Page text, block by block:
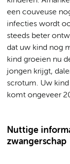
een couveuse
infecties wordt
steeds beter
dat uw kind nog
kind groeien nu
jongen krijgt,
scrotum. Uw
komt ongeveer
Nuttige
zwangerschap